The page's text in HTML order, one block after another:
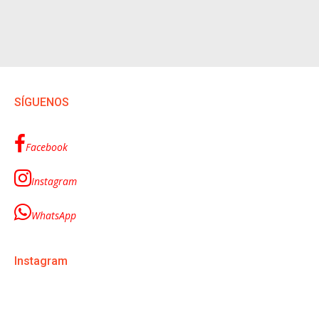
SÍGUENOS
Facebook
Instagram
WhatsApp
Instagram